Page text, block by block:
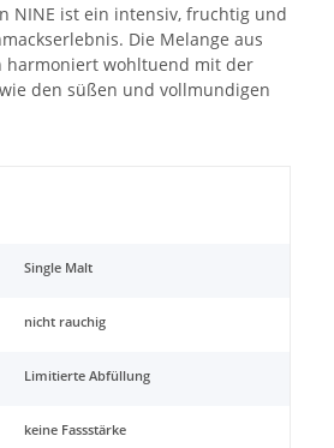
NINE ist ein intensiv, fruchtig und
Die Melange aus
harmoniert wohltuend mit der
den süßen und vollmundigen
Single Malt
nicht rauchig
Limitierte Abfüllung
keine Fassstärke